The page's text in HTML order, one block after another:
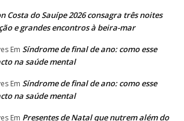
Costa do Sauípe 2026 consagra três noites
e grandes encontros à beira-mar
Em Síndrome de final de ano: como esse
na saúde mental
Em Síndrome de final de ano: como esse
na saúde mental
Em Presentes de Natal que nutrem além do